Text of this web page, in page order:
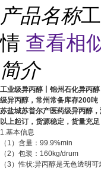
产品名称
情 查看相
简介
工业级异丙醇丨锦州石化异丙
级异丙醇，常州常备库存200吨
苏盐城苏普尔产医药级异丙醇
以上起订，货源稳定，货量充
1.基本信息
（1）含量：99.9%min
（2）包装：160kg/drum
（3）性状:异丙醇是无色透明